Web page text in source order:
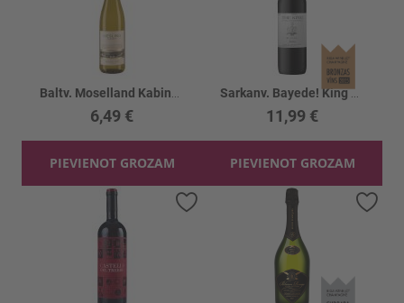
6,49 €
PIEVIENOT GROZAM
Sarkanv. Bayede! King Goodwill Jubilee 14%
11,99 €
PIEVIENOT GROZAM
Pievienot vēlmju sarakstam